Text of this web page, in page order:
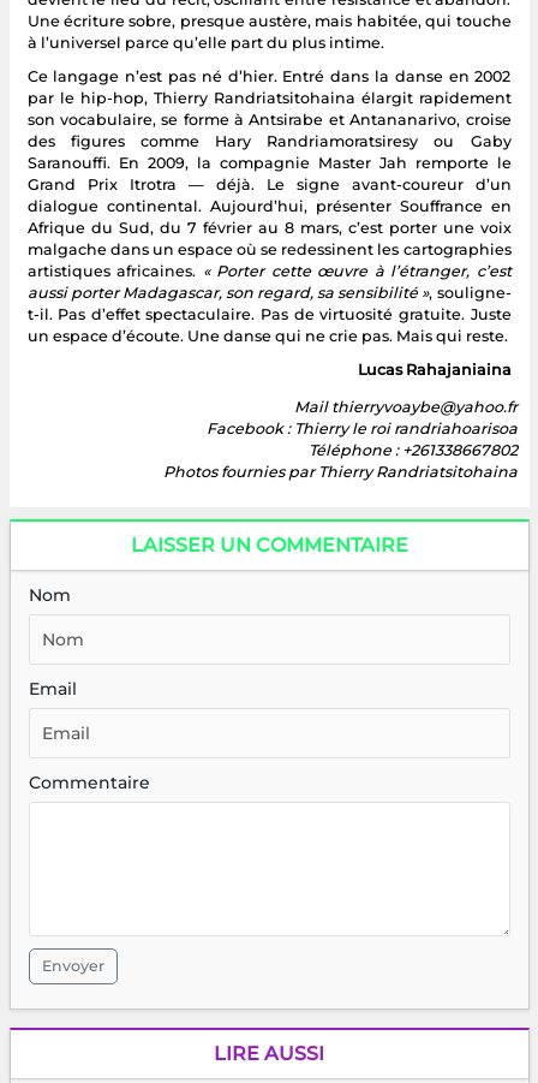
Une écriture sobre, presque austère, mais habitée, qui touche
à l’universel parce qu’elle part du plus intime.
Ce langage n’est pas né d’hier. Entré dans la danse en 2002
par le hip-hop, Thierry Randriatsitohaina élargit rapidement
son vocabulaire, se forme à Antsirabe et Antananarivo, croise
des figures comme Hary Randriamoratsiresy ou Gaby
Saranouffi. En 2009, la compagnie Master Jah remporte le
Grand Prix Itrotra — déjà. Le signe avant-coureur d’un
dialogue continental. Aujourd’hui, présenter Souffrance en
Afrique du Sud, du 7 février au 8 mars, c’est porter une voix
malgache dans un espace où se redessinent les cartographies
artistiques africaines. « Porter cette œuvre à l’étranger, c’est
aussi porter Madagascar, son regard, sa sensibilité », souligne-
t-il. Pas d’effet spectaculaire. Pas de virtuosité gratuite. Juste
un espace d’écoute. Une danse qui ne crie pas. Mais qui reste.
Lucas Rahajaniaina
Mail thierryvoaybe@yahoo.fr
Facebook : Thierry le roi randriahoarisoa
Téléphone : +261338667802
Photos fournies par Thierry Randriatsitohaina
LAISSER UN COMMENTAIRE
Nom
Email
Commentaire
Envoyer
LIRE AUSSI